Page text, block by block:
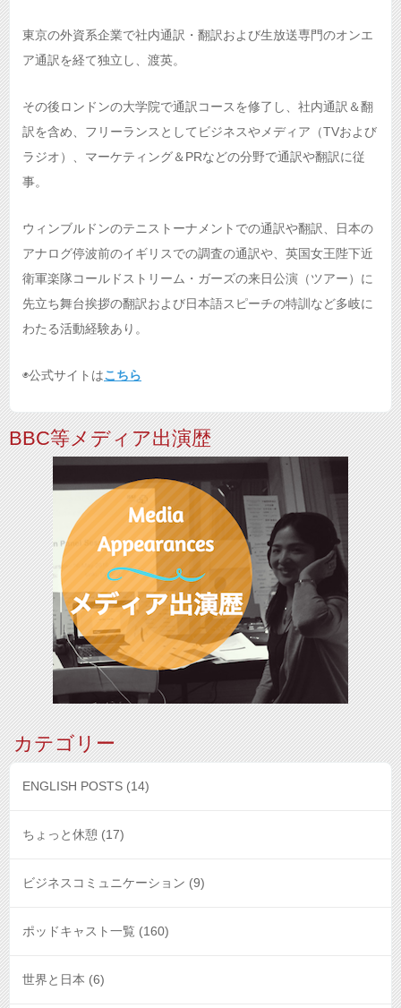
東京の外資系企業で社内通訳・翻訳および生放送専門のオンエ
ア通訳を経て独立し、渡英。
その後ロンドンの大学院で通訳コースを修了し、社内通訳＆翻
訳を含め、フリーランスとしてビジネスやメディア（TVおよび
ラジオ）、マーケティング＆PRなどの分野で通訳や翻訳に従
事。
ウィンブルドンのテニストーナメントでの通訳や翻訳、日本の
アナログ停波前のイギリスでの調査の通訳や、英国女王陛下近
衛軍楽隊コールドストリーム・ガーズの来日公演（ツアー）に
先立ち舞台挨拶の翻訳および日本語スピーチの特訓など多岐に
わたる活動経験あり。
◉公式サイトはこちら
BBC等メディア出演歴
カテゴリー
ENGLISH POSTS (14)
ちょっと休憩 (17)
ビジネスコミュニケーション (9)
ポッドキャスト一覧 (160)
世界と日本 (6)